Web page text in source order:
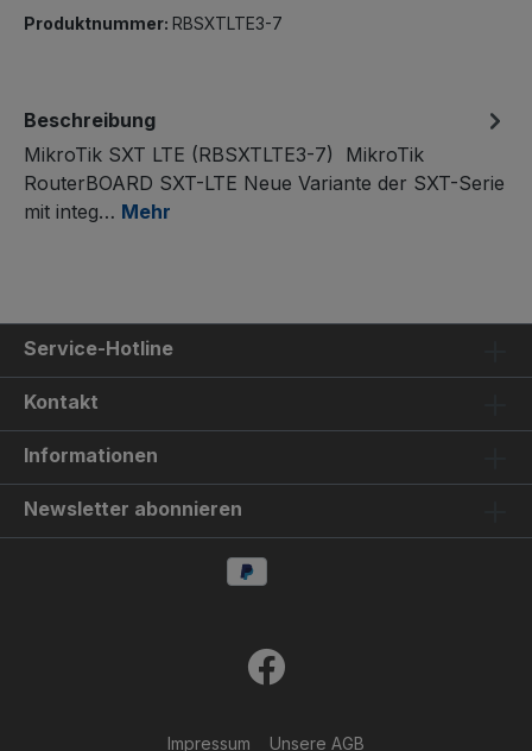
Produktnummer: RBSXTLTE3-7
Beschreibung
MikroTik SXT LTE (RBSXTLTE3-7) MikroTik
RouterBOARD SXT-LTE Neue Variante der SXT-Serie
mit integ… Mehr
Service-Hotline
Kontakt
Informationen
Newsletter abonnieren
Impressum Unsere AGB